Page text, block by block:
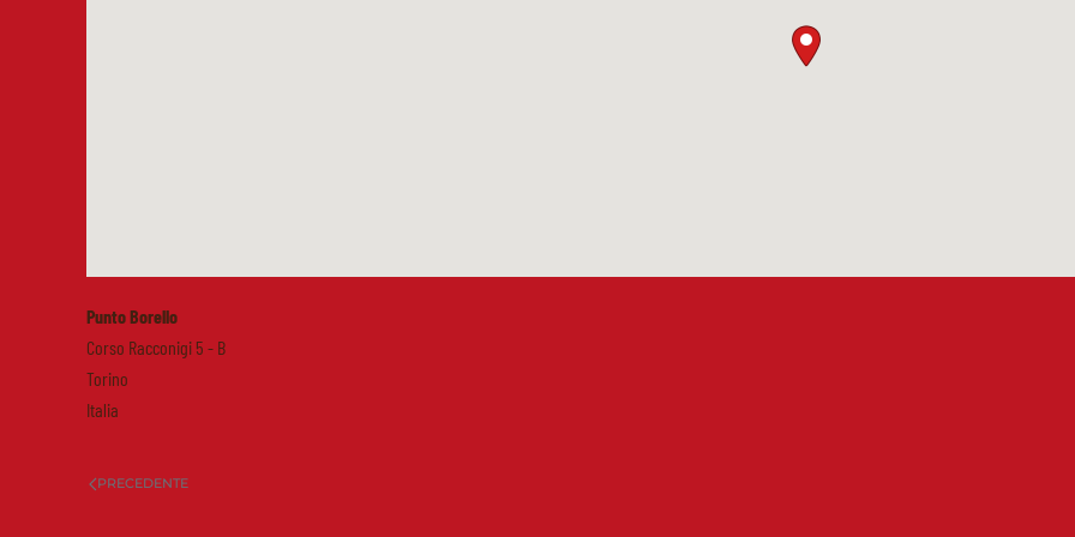
Punto Borello
Corso Racconigi 5 - B
Torino
Italia
PRECEDENTE